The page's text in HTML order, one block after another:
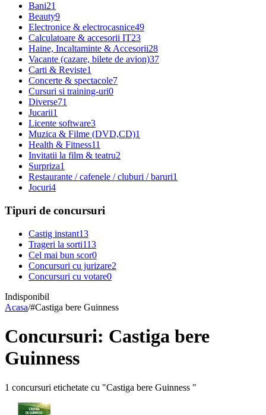
Bani21
Beauty9
Electronice & electrocasnice49
Calculatoare & accesorii IT23
Haine, Incaltaminte & Accesorii28
Vacante (cazare, bilete de avion)37
Carti & Reviste1
Concerte & spectacole7
Cursuri si training-uri0
Diverse71
Jucarii1
Licente software3
Muzica & Filme (DVD,CD)1
Health & Fitness11
Invitatii la film & teatru2
Surpriza1
Restaurante / cafenele / cluburi / baruri1
Jocuri4
Tipuri de concursuri
Castig instant13
Trageri la sorti113
Cel mai bun scor0
Concursuri cu jurizare2
Concursuri cu votare0
Indisponibil
Acasa/#Castiga bere Guinness
Concursuri: Castiga bere
Guinness
1 concursuri etichetate cu "Castiga bere Guinness "